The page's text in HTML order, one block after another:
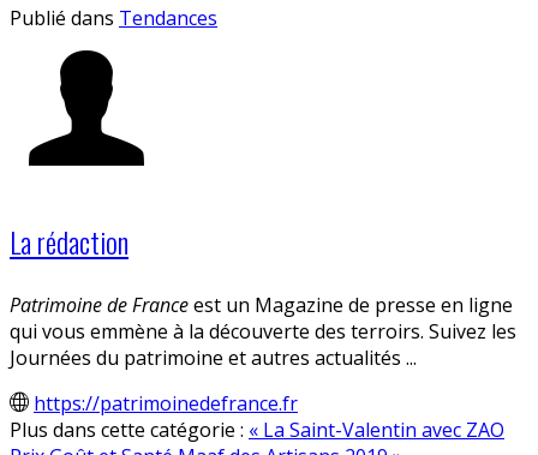
Publié dans Tendances
La rédaction
Patrimoine de Franceest un Magazine de presse en ligne
qui vous emmène à la découverte des terroirs. Suivez les
Journées du patrimoine et autres actualités ...
https://patrimoinedefrance.fr
Plus dans cette catégorie : « La Saint-Valentin avec ZAO